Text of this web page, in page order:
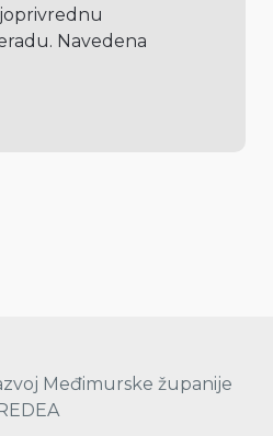
Navedena
Međimurske županije